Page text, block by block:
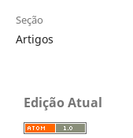
Seção
Artigos
Edição Atual